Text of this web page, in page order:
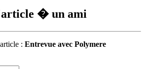
� un ami
: Entrevue avec Polymere